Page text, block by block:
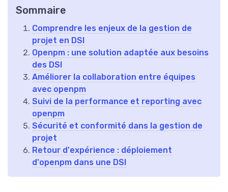
Sommaire
Comprendre les enjeux de la gestion de
projet en DSI
Openpm : une solution adaptée aux besoins
des DSI
Améliorer la collaboration entre équipes
avec openpm
Suivi de la performance et reporting avec
openpm
Sécurité et conformité dans la gestion de
projet
Retour d'expérience : déploiement
d'openpm dans une DSI